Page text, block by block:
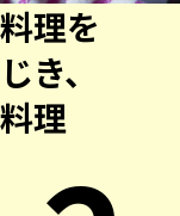
理を
き、
理